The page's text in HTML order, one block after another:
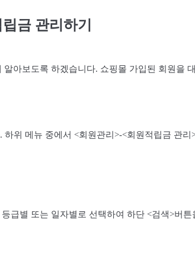
금 관리하기
아보도록 하겠습니다. 쇼핑몰 가입된 회원을
위 메뉴 중에서 <회원관리>-<회원적립금 관리
급별 또는 일자별로 선택하여 하단 <검색>버튼